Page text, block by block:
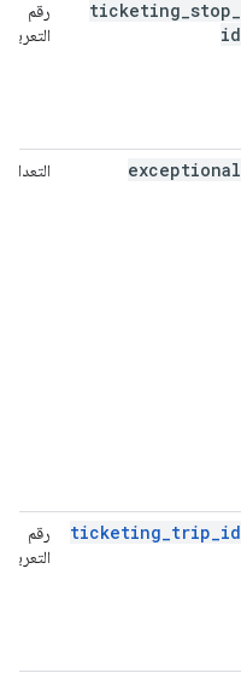
ticketing stop
id
رقم
التعريف
exceptional التعداد
ticketing_trip_id
رقم
التعريف